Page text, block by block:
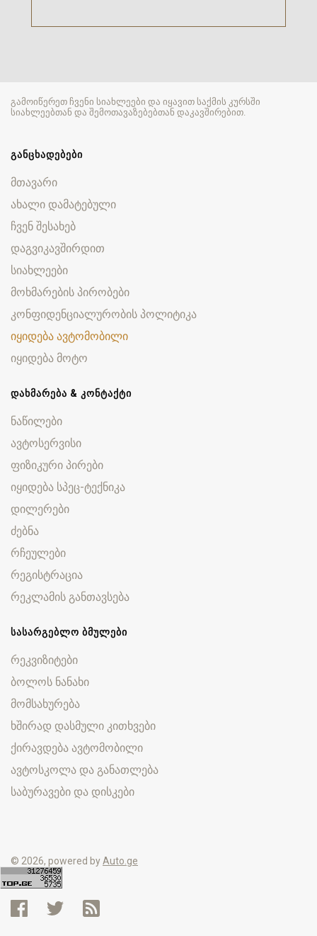
გამოიწერეთ ჩვენი სიახლეები და იყავით საქმის კურსში
სიახლეებთან და შემოთავაზებებთან დაკავშირებით.
ᲒᲐᲜᲪᲮᲐᲓᲔᲑᲔᲑᲘ
მთავარი
ახალი დამატებული
ჩვენ შესახებ
დაგვიკავშირდით
სიახლეები
მოხმარების პირობები
კონფიდენციალურობის პოლიტიკა
იყიდება ავტომობილი
იყიდება მოტო
ᲓᲐᲮᲛᲐᲠᲔᲑᲐ & ᲙᲝᲜᲢᲐᲥᲢᲘ
ნაწილები
ავტოსერვისი
ფიზიკური პირები
იყიდება სპეც-ტექნიკა
დილერები
ძებნა
რჩეულები
რეგისტრაცია
რეკლამის განთავსება
ᲡᲐᲡᲐᲠᲒᲔᲑᲚᲝ ᲑᲛᲣᲚᲔᲑᲘ
რეკვიზიტები
ბოლოს ნანახი
მომსახურება
ხშირად დასმული კითხვები
ქირავდება ავტომობილი
ავტოსკოლა და განათლება
საბურავები და დისკები
© 2026, powered byAuto.ge